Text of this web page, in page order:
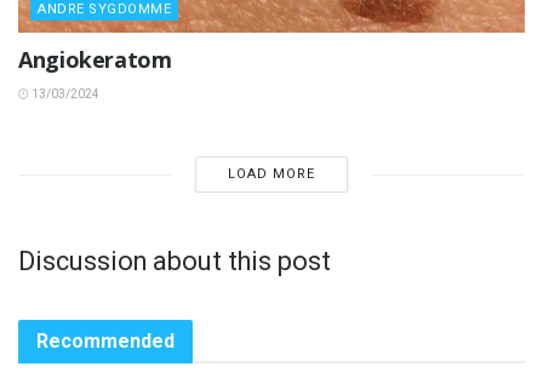
ANDRE SYGDOMME
Angiokeratom
13/03/2024
LOAD MORE
Discussion about this post
Recommended